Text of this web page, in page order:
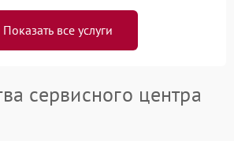
Показать все услуги
сервисного центра